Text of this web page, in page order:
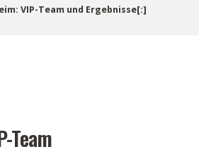
VIP-Team und Ergebnisse[:]
Team